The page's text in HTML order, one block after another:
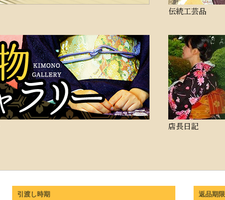
伝統工芸品
店長日記
引渡し時期 返品期限